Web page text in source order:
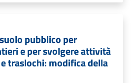
pubblico per
e per svolgere attività
traslochi: modifica della